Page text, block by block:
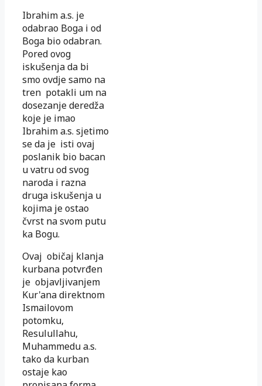
Ibrahim a.s. je
odabrao Boga i od
Boga bio odabran.
Pored ovog
iskušenja da bi
smo ovdje samo na
tren potakli um na
dosezanje deredža
koje je imao
Ibrahim a.s. sjetimo
se da je isti ovaj
poslanik bio bacan
u vatru od svog
naroda i razna
druga iskušenja u
kojima je ostao
čvrst na svom putu
ka Bogu.
Ovaj običaj klanja
kurbana potvrđen
je objavljivanjem
Kur'ana direktnom
Ismailovom
potomku,
Resulullahu,
Muhammedu a.s.
tako da kurban
ostaje kao